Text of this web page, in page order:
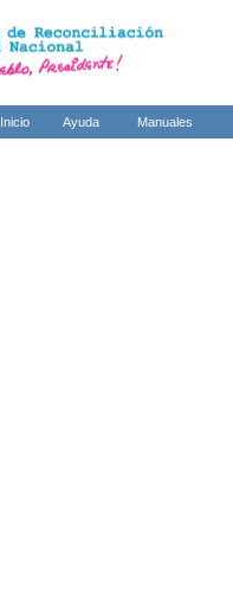
Inicio Ayuda Manuales